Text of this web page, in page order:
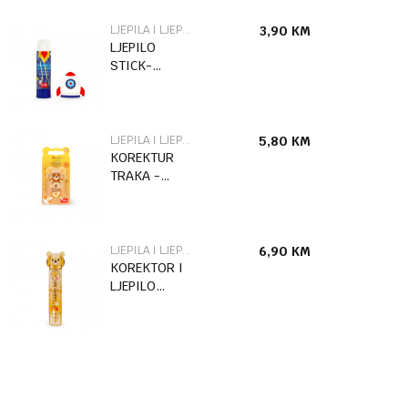
LJEPILA I LJEPLJIVE TRAKE
LJEPILO
STICK-
3,90 KM
LJEPILA I LJEPLJIVE TRAKE
KOREKTUR
TRAKA -
5,80 KM
LJEPILA I LJEPLJIVE TRAKE
KOREKTOR I
LJEPILO
6,90 KM